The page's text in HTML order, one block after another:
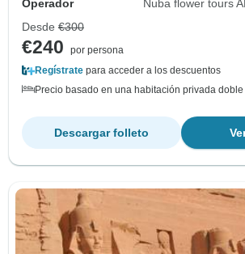
Operador
Nuba flower tours
Desde €300
€240
por persona
Regístrate para acceder a los descuentos
Precio basado en una habitación privada doble
Descargar folleto